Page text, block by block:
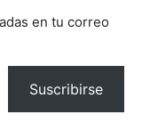
en tu correo
Suscribirse